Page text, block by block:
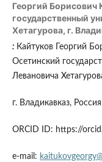
Георгий Борисович
государственный
Хетагурова, г.
: Кайтуков Георгий
Осетинский
Левановича
г. Владикавказ, Россия
ORCID ID: https://
e-mail: